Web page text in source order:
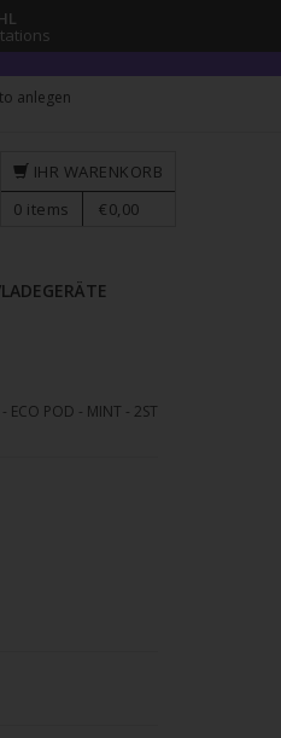
anlegen
IHR WARENKORB
0 items €0,00
ECO POD - MINT - 2ST